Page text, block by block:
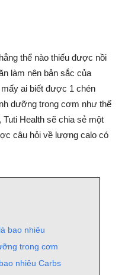
thể nào thiếu được nồi
làm nên bản sắc của
ai biết được 1 chén
dưỡng trong cơm như thế
Tuti Health sẽ chia sẻ một
câu hỏi về lượng calo có
bao nhiêu
trong cơm
nhiêu Carbs